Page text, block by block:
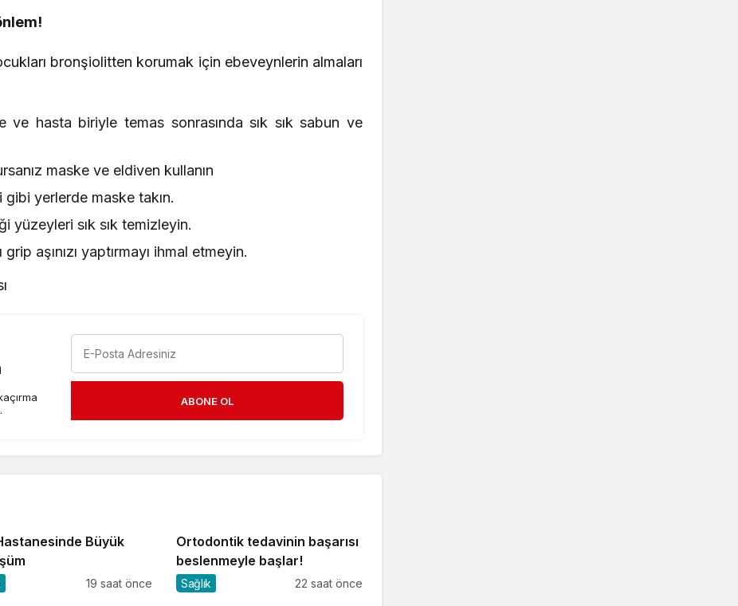
bronşiolitten korumak için ebeveynlerin almaları
ve hasta biriyle temas sonrasında sık sık sabun ve
maske ve eldiven kullanın
gibi yerlerde maske takın.
yüzeyleri sık sık temizleyin.
aşınızı yaptırmayı ihmal etmeyin.
ABONE OL
Büyük
19 saat önce
Ortodontik tedavinin başarısı
beslenmeyle başlar!
Sağlık 22 saat önce